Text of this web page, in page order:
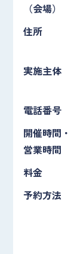
（会場）
住所
実施主体
電話番号
開催時間・
営業時間
料金
予約方法